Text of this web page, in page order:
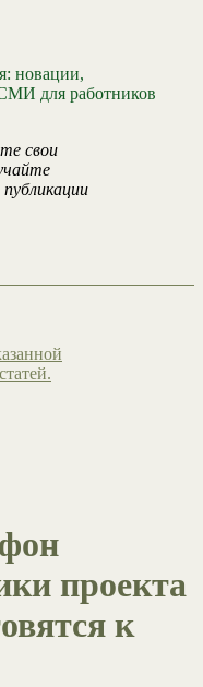
новации,
для работников
свои
проекта
к